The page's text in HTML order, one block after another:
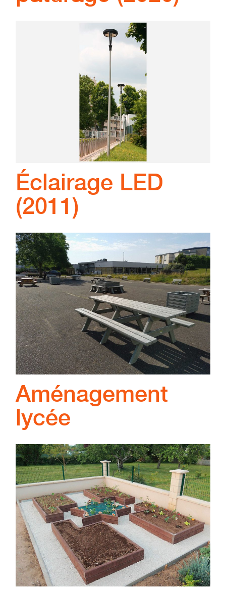
Éclairage LED
(2011)
Aménagement
lycée